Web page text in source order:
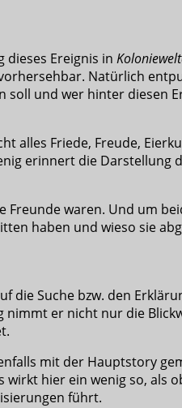
dieses Ereignis in
Natürlich
und wer hinter diesen
alles Friede, Freude,
erinnert die Darstellung
waren. Und um
haben und wieso sie
Suche bzw. den
er nicht nur die
mit der Hauptstory
hier ein wenig so, als
führt.